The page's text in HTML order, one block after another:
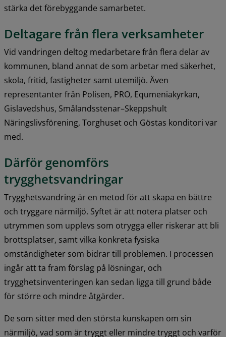
stärka det förebyggande samarbetet.
Deltagare från flera verksamheter
Vid vandringen deltog medarbetare från flera delar av
kommunen, bland annat de som arbetar med säkerhet,
skola, fritid, fastigheter samt utemiljö. Även
representanter från Polisen, PRO, Equmeniakyrkan,
Gislavedshus, Smålandsstenar–Skeppshult
Näringslivsförening, Torghuset och Göstas konditori var
med.
Därför genomförs
trygghetsvandringar
Trygghetsvandring är en metod för att skapa en bättre
och tryggare närmiljö. Syftet är att notera platser och
utrymmen som upplevs som otrygga eller riskerar att bli
brottsplatser, samt vilka konkreta fysiska
omständigheter som bidrar till problemen. I processen
ingår att ta fram förslag på lösningar, och
trygghetsinventeringen kan sedan ligga till grund både
för större och mindre åtgärder.
De som sitter med den största kunskapen om sin
närmiljö, vad som är tryggt eller mindre tryggt och varför